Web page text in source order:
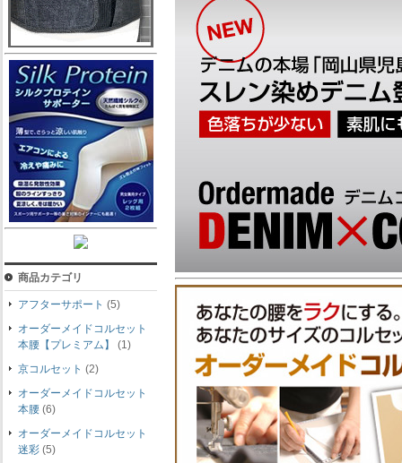
商品カテゴリ
アフターサポート (5)
オーダーメイドコルセット
本腰【プレミアム】
(1)
京コルセット (2)
オーダーメイドコルセット
本腰 (6)
オーダーメイドコルセット
迷彩 (5)